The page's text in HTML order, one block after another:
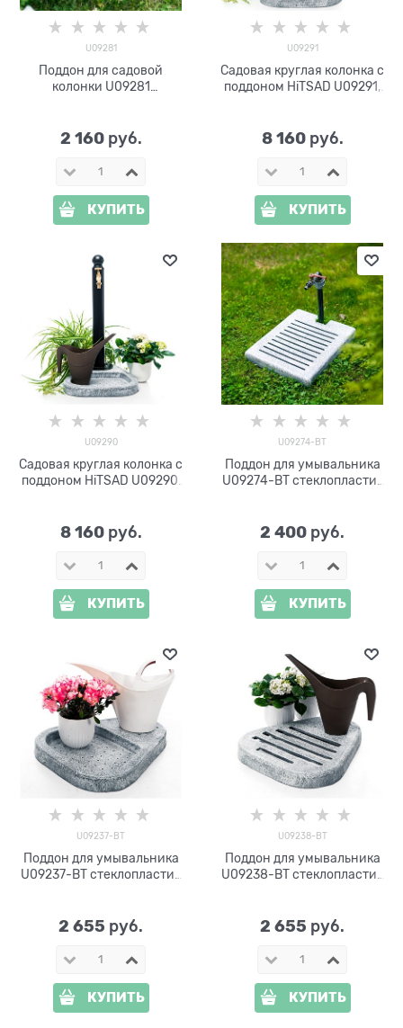
U09281
Поддон для садовой
колонки U09281
2 160 руб.
КУПИТЬ
U09291
Садовая круглая колонка с
поддоном HiTSAD U09291,
8 160 руб.
КУПИТЬ
U09290
Садовая круглая колонка с
поддоном HiTSAD U09290,
8 160 руб.
КУПИТЬ
U09274-ВТ
Поддон для умывальника
U09274-ВТ стеклопластик
2 400 руб.
КУПИТЬ
U09237-ВТ
Поддон для умывальника
U09237-ВТ стеклопластик
2 655 руб.
КУПИТЬ
U09238-ВТ
Поддон для умывальника
U09238-ВТ стеклопластик
2 655 руб.
КУПИТЬ